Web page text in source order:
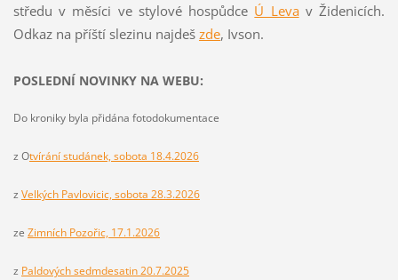
středu v měsíci ve stylové hospůdce Ú Levav Židenicích.
Odkaz na příští slezinu najdeš zde, Ivson.
POSLEDNÍ NOVINKY NA WEBU:
Do kroniky byla přidána fotodokumentace
z Otvírání studánek, sobota 18.4.2026
z Velkých Pavlovicic, sobota 28.3.2026
ze Zimních Pozořic, 17.1.2026
z Paldových sedmdesatin 20.7.2025